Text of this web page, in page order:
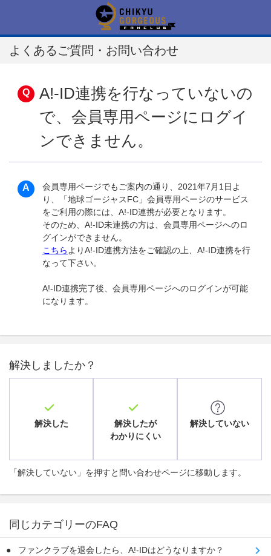
よくあるご質問・お問い合わせ
A!-ID連携を行なっていないの
で、会員専用ページにログイ
ンできません。
会員専用ページでもご案内の通り、2021年7月1日よ
り、「地球ゴージャスFC」会員専用ページのサービス
をご利用の際には、A!-ID連携が必要となります。
そのため、A!-ID未連携の方は、会員専用ページへのロ
グインができません。
こちら よりA!-ID連携方法をご確認の上、A!-ID連携を行
なって下さい。
A!-ID連携完了後、会員専用ページへのログインが可能
になります。
解決しましたか？
解決した
解決したが
わかりにくい
解決していない
「解決していない」を押すと問い合わせページに移動します。
同じカテゴリーのFAQ
ファンクラブを退会したら、A!-IDはどうなりますか？